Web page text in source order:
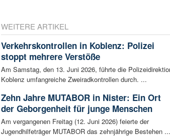
WEITERE ARTIKEL
Verkehrskontrollen in Koblenz: Polizei
stoppt mehrere Verstöße
Am Samstag, den 13. Juni 2026, führte die
Koblenz umfangreiche Zweiradkontrollen durch. ...
Zehn Jahre MUTABOR in Nister: Ein Ort
der Geborgenheit für junge Menschen
Am vergangenen Freitag (12. Juni 2026) feierte der
Jugendhilfeträger MUTABOR das zehnjährige Bestehen ...